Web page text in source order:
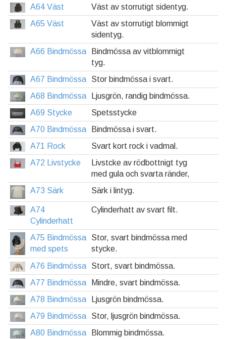
A64 Väst
Väst av storrutigt sidentyg.
A65 Väst
Väst av storrutigt blommigt
sidentyg.
A66 Bindmössa
Bindmössa av vitblommigt
tyg.
A67 Bindmössa
Stor bindmössa i svart.
A68 Bindmössa
Ljusgrön, randig bindmössa.
A69 Stycke
Spetsstycke
A70 Bindmössa
Bindmössa i svart.
A71 Rock
Svart kort rock i vadmal.
A72 Livstycke
Livstcke av rödbottnigt tyg
med gula och svarta ränder,
A73 Särk
Särk i lintyg.
A74
Cylinderhatt
Cylinderhatt av svart filt.
A75 Bindmössa
med spets
Stor, svart bindmössa med
stycke.
A76 Bindmössa
Stort, svart bindmössa.
A77 Bindmössa
Mindre, svart bindmössa.
A78 Bindmössa
Ljusgrön bindmössa.
A79 Bindmössa
Stor, ljusgrön bindmössa.
A80 Bindmössa
Blommig bindmössa.